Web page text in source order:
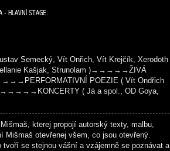
- HLAVNÍ STAGE:
Semecký, Vít Onřich, Vít Krejčík, Xerodoth
Kašjak, Strunolam )→→→→→ŽIVÁ
POEZIE ( Vít Ondřich
( Já a spol., OD Goya,
kterej propojí autorský texty, malbu,
Mišmaš otevřenej všem, co jsou otevřený.
se stejnou vášní a vzájemně se poznávat a